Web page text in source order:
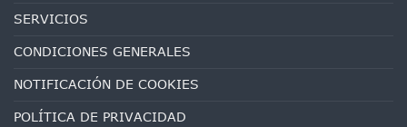
SERVICIOS
CONDICIONES GENERALES
NOTIFICACIÓN DE COOKIES
POLÍTICA DE PRIVACIDAD